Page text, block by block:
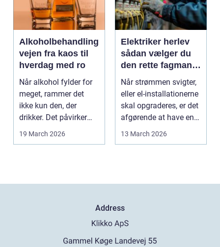
Alkoholbehandling
vejen fra kaos til
hverdag med ro
Når alkohol fylder for
meget, rammer det
ikke kun den, der
drikker. Det påvirker
også familie, arbej...
19 March 2026
Elektriker herlev
sådan vælger du
den rette fagmand
til dine el-opgaver
Når strømmen svigter,
eller el-installationerne
skal opgraderes, er det
afgørende at have en
pålidel...
13 March 2026
Address